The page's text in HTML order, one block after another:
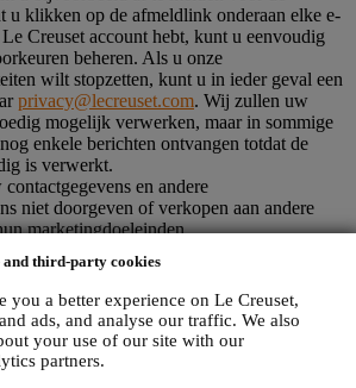
and third-party cookies
you a better experience on Le Creuset,
ads, and analyse our traffic. We also
your use of our site with our
partners.
u klikken op de afmeldlink onderaan elke e-
Creuset account hebt, kunt u eenvoudig
beheren. Als u onze
wilt stopzetten, kunt u in ieder geval een
privacy@lecreuset.com. Wij zullen uw
mogelijk verwerken, maar in sommige
enkele berichten ontvangen totdat de
is verwerkt.
en andere
niet doorgeven of verkopen aan andere
marketingdoeleinden.
DE KLANTERVARING TE
gebruiken om onze diensten en
stemmen op uw behoeften en voorkeuren
Le Creuset-klantervaring te